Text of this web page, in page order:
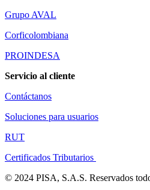
Grupo AVAL
Corficolombiana
PROINDESA
Servicio al cliente
Contáctanos
Soluciones para usuarios
RUT
Certificados Tributarios
© 2024 PISA, S.A.S. Reservados